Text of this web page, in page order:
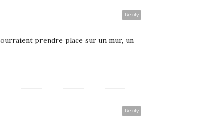
Reply
prendre place sur un mur, un
Reply